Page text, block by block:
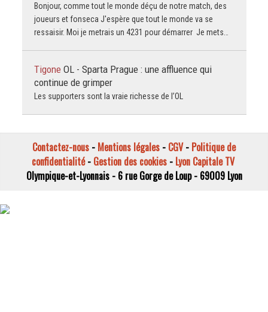
Bonjour, comme tout le monde déçu de notre match, des
joueurs et fonseca J'espère que tout le monde va se
ressaisir. Moi je metrais un 4231 pour démarrer Je mets…
Tigone OL - Sparta Prague : une affluence qui
continue de grimper
Les supporters sont la vraie richesse de l’OL
Contactez-nous - Mentions légales - CGV- Politique de
confidentialité- Gestion des cookies- Lyon Capitale TV
Olympique-et-Lyonnais - 6 rue Gorge de Loup - 69009 Lyon